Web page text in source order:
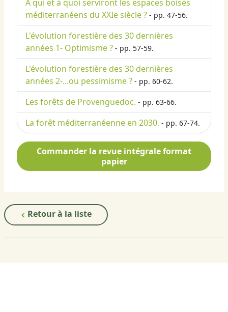
A qui et à quoi serviront les espaces boisés
méditerranéens du XXIe siècle ? - pp. 47-56.
L'évolution forestière des 30 dernières
années 1- Optimisme ? - pp. 57-59.
L'évolution forestière des 30 dernières
années 2-...ou pessimisme ? - pp. 60-62.
Les forêts de Provenguedoc. - pp. 63-66.
La forêt méditerranéenne en 2030. - pp. 67-74.
Commander la revue intégrale format
papier
Retour à la liste